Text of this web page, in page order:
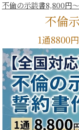
不倫の示談書8,800円
不倫
1通8800